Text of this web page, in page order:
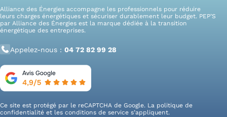
Alliance des Énergies accompagne les professionnels pour réduire
leurs charges énergétiques et sécuriser durablement leur budget. PEP’S
par Alliance des Énergies est la marque dédiée à la transition
énergétique des entreprises.
Appelez-nous : 04 72 82 99 28
Ce site est protégé par le reCAPTCHA de Google. La politique de
confidentialité et les conditions de service s’appliquent.